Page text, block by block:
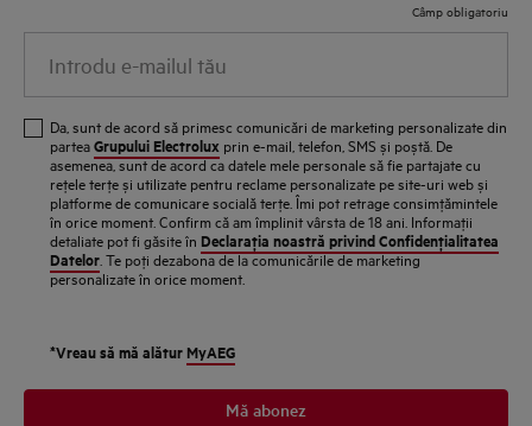
Câmp obligatoriu
Da, sunt de acord să primesc comunicări de marketing personalizate din
parteaGrupului Electrolux prin e-mail, telefon, SMS și poștă. De
asemenea, sunt de acord ca datele mele personale să fie partajate cu
reţele terţe și utilizate pentru reclame personalizate pe site-uri web și
platforme de comunicare socială terţe. Îmi pot retrage consimţămintele
în orice moment. Confirm că am împlinit vârsta de 18 ani. Informaţii
detaliate pot fi găsite în Declaraţia noastră privind Confidenţialitatea
Datelor . Te poţi dezabona de la comunicările de marketing
personalizate în orice moment.
*Vreau să mă alătur MyAEG
Mă abonez